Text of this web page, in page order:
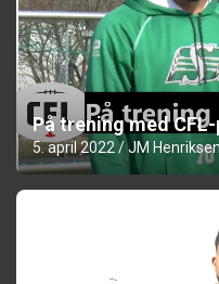
På trening med
5. april 2022 JM Henriksen